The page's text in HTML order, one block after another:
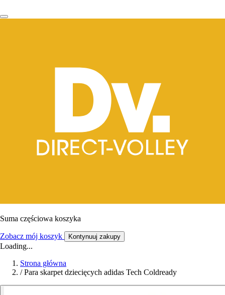
Suma częściowa koszyka
Zobacz mój koszyk Kontynuuj zakupy
Loading...
Strona główna
/ Para skarpet dziecięcych adidas Tech Coldready